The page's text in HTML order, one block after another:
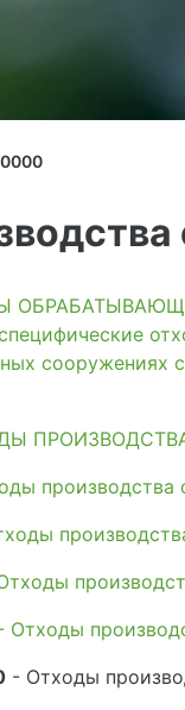
производства
Отходы
- Отходы